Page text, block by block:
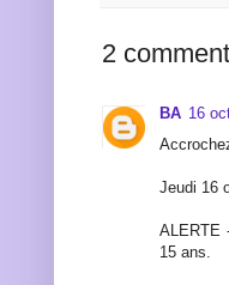
2
BA 16
Jeudi 16
ALERTE
15 ans.